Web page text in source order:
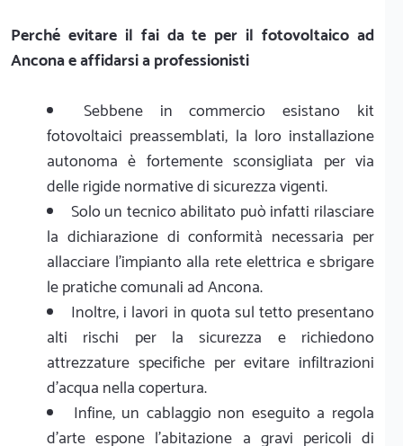
Perché evitare il fai da te per il fotovoltaico ad
Ancona e affidarsi a professionisti
Sebbene in commercio esistano kit
fotovoltaici preassemblati, la loro installazione
autonoma è fortemente sconsigliata per via
delle rigide normative di sicurezza vigenti.
Solo un tecnico abilitato può infatti rilasciare
la dichiarazione di conformità necessaria per
allacciare l'impianto alla rete elettrica e sbrigare
le pratiche comunali ad Ancona.
Inoltre, i lavori in quota sul tetto presentano
alti rischi per la sicurezza e richiedono
attrezzature specifiche per evitare infiltrazioni
d'acqua nella copertura.
Infine, un cablaggio non eseguito a regola
d'arte espone l'abitazione a gravi pericoli di